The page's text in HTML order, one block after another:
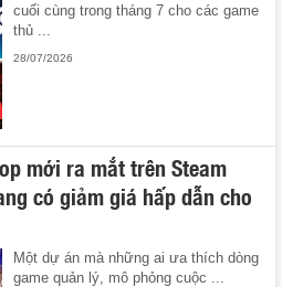
cuối cùng trong tháng 7 cho các game
thủ ...
28/07/2026
mới ra mắt trên Steam
có giảm giá hấp dẫn cho
Một dự án mà những ai ưa thích dòng
game quản lý, mô phỏng cuộc ...